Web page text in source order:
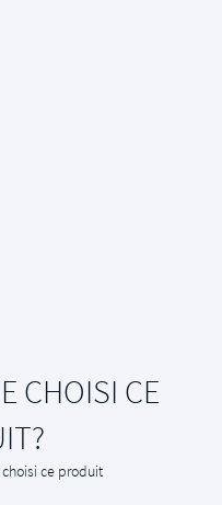
CHOISI CE
ce produit